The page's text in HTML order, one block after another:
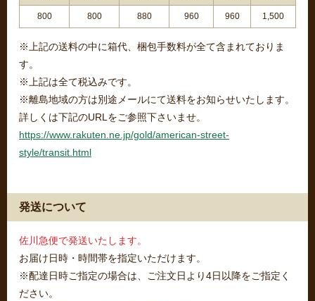
800 800 880 960 960 1,500
※上記の送料の中に箱代、梱包手数料が全て含まれておりま
す。
※上記は全て税込みです。
※離島地域の方は別途メールにて送料をお知らせいたします。
詳しくは下記のURLをご参照下さいませ。
https://www.rakuten.ne.jp/gold/american-street-
style/transit.html
発送について
佐川急便で発送いたします。
お届け日時・時間帯を指定いただけます。
※配達日時ご指定の場合は、ご注文日より4日以降をご指定く
ださい。